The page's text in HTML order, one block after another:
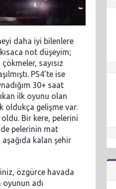
daha iyi bilenlere
not düşeyim;
sayısız
PS4’te ise
30+ saat
ilk oyunu olan
oldukça gelişme var.
Bir kere, pelerini
pelerinin mat
kalan şehir
özgürce havada
oyunun adı